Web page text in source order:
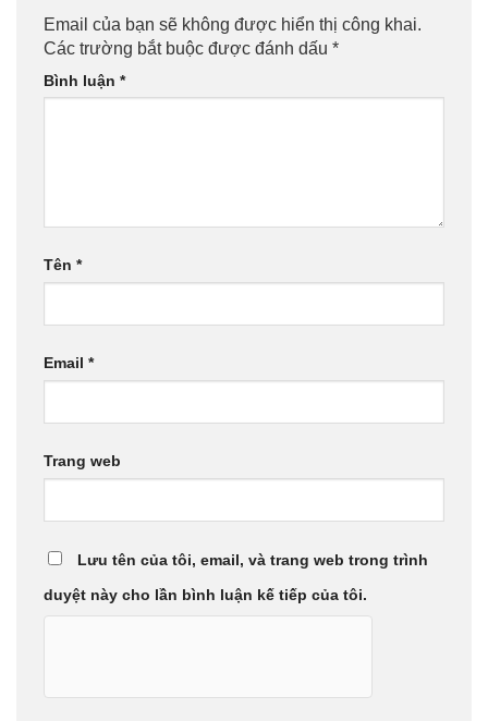
Email của bạn sẽ không được hiển thị công khai.
Các trường bắt buộc được đánh dấu *
Bình luận *
Tên *
Email *
Trang web
Lưu tên của tôi, email, và trang web trong trình
duyệt này cho lần bình luận kế tiếp của tôi.